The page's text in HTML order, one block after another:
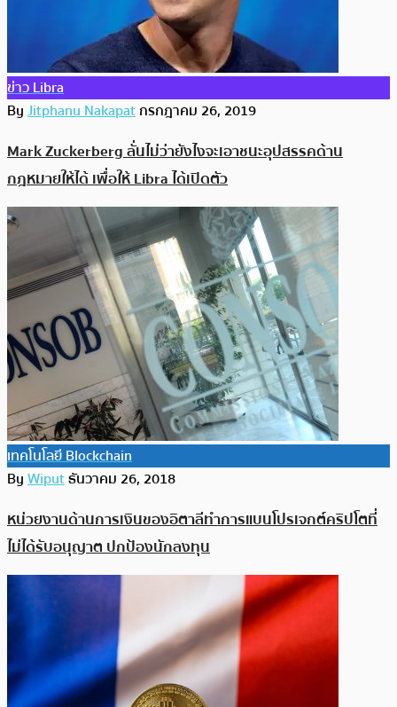
ข่าว Libra
ByJitphanu Nakapatกรกฎาคม 26, 2019
Mark Zuckerberg ลั่นไม่ว่ายังไงจะเอาชนะอุปสรรคด้าน
กฎหมายให้ได้ เพื่อให้ Libra ได้เปิดตัว
เทคโนโลยี Blockchain
ByWiputธันวาคม 26, 2018
หน่วยงานด้านการเงินของอิตาลีทำการแบนโปรเจกต์คริปโตที่
ไม่ได้รับอนุญาต ปกป้องนักลงทุน